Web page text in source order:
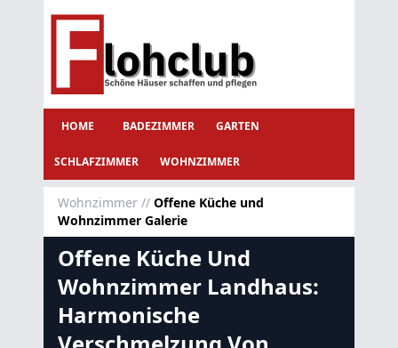
HOME BADEZIMMER GARTEN
SCHLAFZIMMER WOHNZIMMER
Wohnzimmer // Offene Küche und
Wohnzimmer Galerie
Offene Küche Und
Wohnzimmer Landhaus:
Harmonische